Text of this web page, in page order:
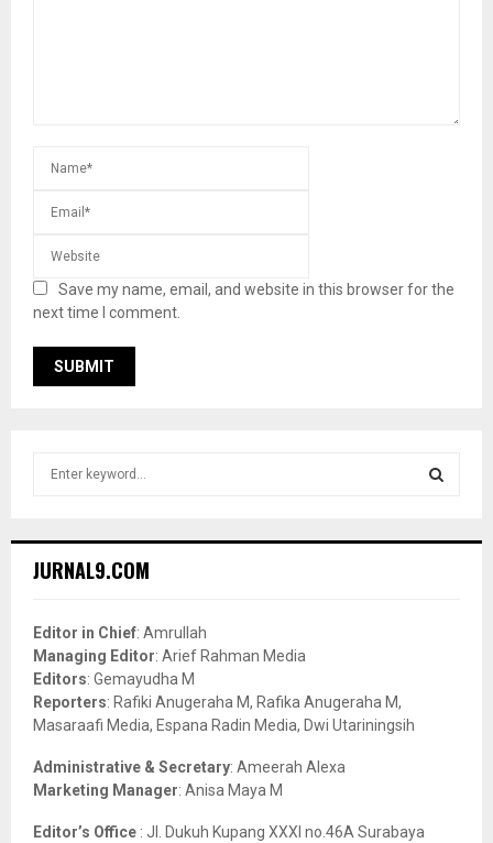
Save my name, email, and website in this browser for the
next time I comment.
h
o
r
:
JURNAL9.COM
Editor in Chief: Amrullah
Managing Editor: Arief Rahman Media
Editors: Gemayudha M
Reporters: Rafiki Anugeraha M, Rafika Anugeraha M,
Masaraafi Media, Espana Radin Media, Dwi Utariningsih
Administrative & Secretary: Ameerah Alexa
Marketing Manager: Anisa Maya M
Editor’s Office : Jl. Dukuh Kupang XXXI no.46A Surabaya